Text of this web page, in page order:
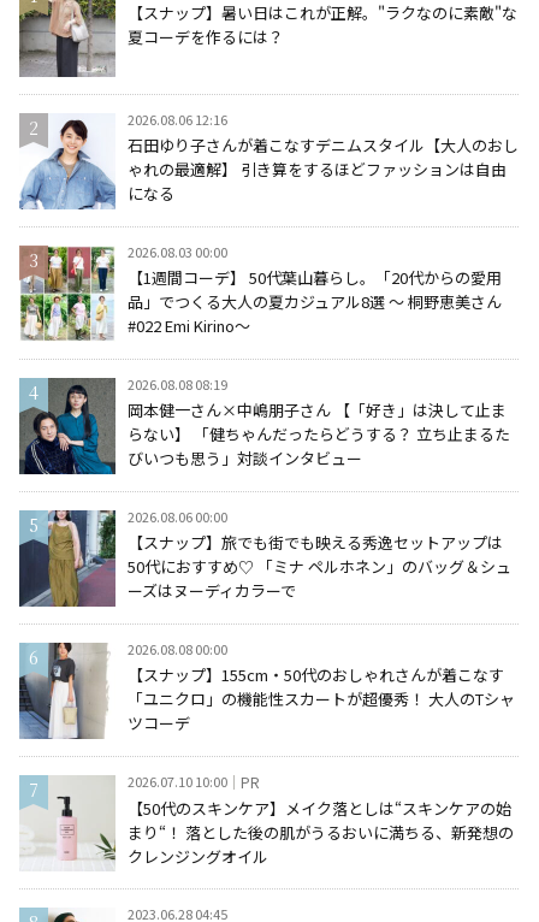
【スナップ】暑い日はこれが正解。"ラクなのに素敵"な
夏コーデを作るには？
2026.08.06 12:16
石田ゆり子さんが着こなすデニムスタイル【大人のおし
ゃれの最適解】 引き算をするほどファッションは自由
になる
2026.08.03 00:00
【1週間コーデ】 50代葉山暮らし。「20代からの愛用
品」でつくる大人の夏カジュアル8選 ～ 桐野恵美さん
#022 Emi Kirino～
2026.08.08 08:19
岡本健一さん×中嶋朋子さん 【「好き」は決して止ま
らない】 「健ちゃんだったらどうする？ 立ち止まるた
びいつも思う」対談インタビュー
2026.08.06 00:00
【スナップ】旅でも街でも映える秀逸セットアップは
50代におすすめ♡ 「ミナ ペルホネン」のバッグ＆シュ
ーズはヌーディカラーで
2026.08.08 00:00
【スナップ】155cm・50代のおしゃれさんが着こなす
「ユニクロ」の機能性スカートが超優秀！ 大人のTシャ
ツコーデ
2026.07.10 10:00 PR
【50代のスキンケア】メイク落としは“スキンケアの始
まり“！ 落とした後の肌がうるおいに満ちる、新発想の
クレンジングオイル
2023.06.28 04:45